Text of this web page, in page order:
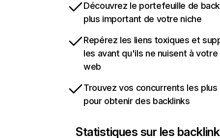
Découvrez le portefeuille de
plus important de votre niche
Repérez les liens toxiques et
les avant qu'ils ne nuisent à
web
Trouvez vos concurrents les
pour obtenir des backlinks
Statistiques sur les